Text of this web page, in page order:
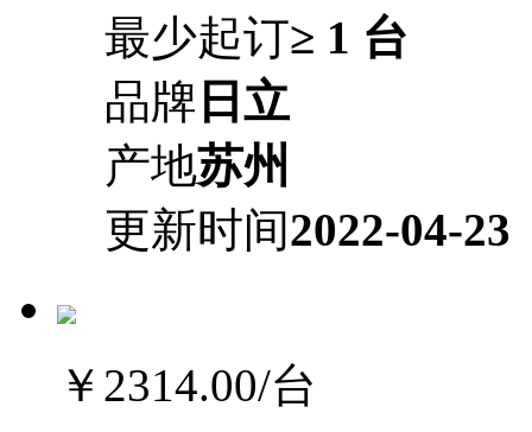
最少起订≥ 1 台
品牌 日立
产地苏州
更新时间2022-04-23
￥2314.00/台